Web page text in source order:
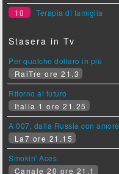
10
Terapia di famiglia
Stasera in Tv
Per qualche dollaro in più
RaiTre ore 21.3
Ritorno al futuro
Italia 1 ore 21.25
A 007, dalla Russia con amore
La7 ore 21.15
Smokin' Aces
Canale 20 ore 21.1